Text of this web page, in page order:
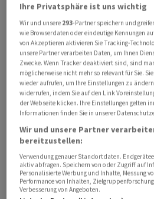
Die Chefin der US-Grossbank
sich am Rande ‌des ⁠China-
Donald Trump mit
Vertretern getroffen. Wie
berichteten, sprach ‌sie mit dem
Börsenaufsicht und dem
eine engere Zusammenarbeit
Vermögensverwaltung und der
Finanzierung. Auch der Chef
chinesischen Offiziellen, wie die
mitteilte.
Ihre Privatsphäre ist uns wichtig
Wir und unsere 293-Partner speichern und
wie Browserdaten oder eindeutige Kennungen
von Akzeptieren aktivieren Sie Tracking-
unsere Partner verarbeiten Daten, um Ihnen
Zwecke. Wenn Tracker deaktiviert sind, sind
möglicherweise nicht mehr so relevant für Sie.
wieder aufrufen, um Ihre Einstellungen zu
widerrufen, indem Sie auf den Link
der Webseite klicken. Ihre Einstellungen gelten
Informationen finden Sie in unserer
Wir und unsere Partner
bereitzustellen:
Verwendung genauer Standortdaten.
aktiv abfragen. Speichern von oder Zugriff auf
Personalisierte Werbung und Inhalte, Messung
Performance von Inhalten,
Verbesserung von Angeboten.